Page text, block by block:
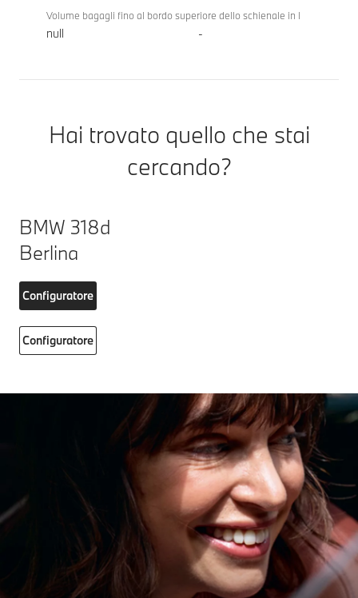
Volume bagagli fino al bordo superiore dello schienale in l
null -
Hai trovato quello che stai
cercando?
BMW 318d
Berlina
Configuratore
Configuratore